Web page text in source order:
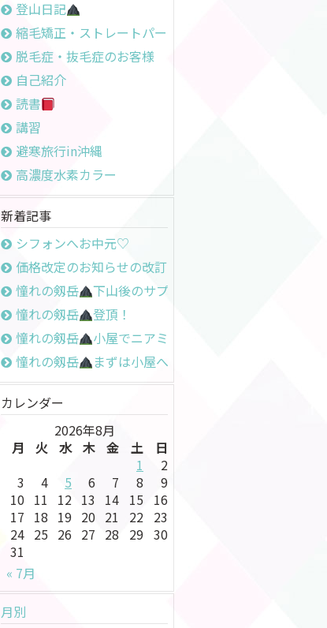
登山日記
縮毛矯正・ストレートパーマ
脱毛症・抜毛症のお客様
自己紹介
読書
講習
避寒旅行in沖縄
高濃度水素カラー
新着記事
シフォンへお中元♡
価格改定のお知らせの改訂
憧れの剱岳
下山後のサプライズ
憧れの剱岳
登頂！
憧れの剱岳
小屋でニアミス
憧れの剱岳
まずは小屋へ
カレンダー
2026年8月
月
火 水 木 金 土 日
« 7月
1
2
3
4 5 6 7 8
9
10 11 12 13 14 15
16
17 18 19 20 21 22 23
24 25 26 27 28 29 30
31
月別